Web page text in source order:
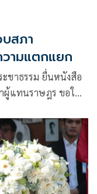
สภา
ามแตกแยก
ชาธรรม ยื่นหนังสือ
ผู้แทนราษฎร ขอให้